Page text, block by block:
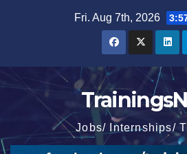
Fri. Aug 7th, 2026
Jobs/ Internships/